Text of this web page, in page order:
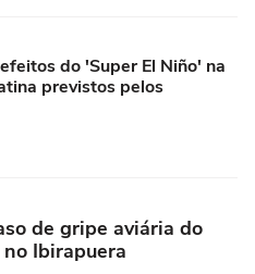
do 'Super El Niño' na
previstos pelos
de gripe aviária do
Ibirapuera